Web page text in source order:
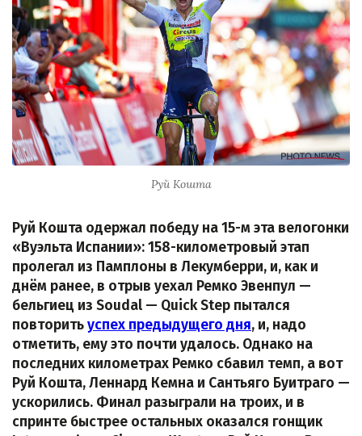
Руй Кошта
Руй Кошта одержал победу на 15-м эта велогонки
«Вуэльта Испании»: 158-километровый этап
пролегал из Памплоны в Лекумберри, и, как и
днём ранее, в отрыв уехал Ремко Эвенпул —
бельгиец из Soudal — Quick Step пытался
повторитьуспех предыдущего дня, и, надо
отметить, ему это почти удалось. Однако на
последних километрах Ремко сбавил темп, а вот
Руй Кошта, Леннард Кемна и Сантьяго Буитраго —
ускорились. Финал разыграли на троих, и в
спринте быстрее остальных оказался гонщик